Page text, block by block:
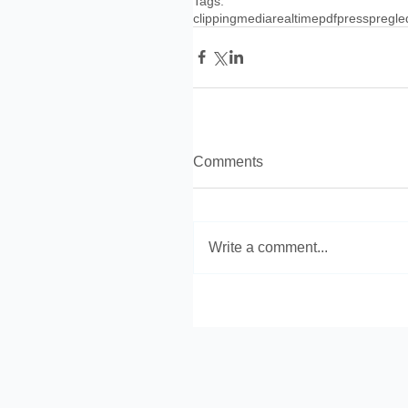
clippingmediarealtimepdfpress
Comments
Write a comment...